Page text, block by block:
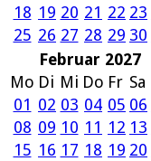
18 19 20 21 22 23
25 26 27 28 29 30
Februar 2027
Mo Di Mi Do Fr Sa
01 02 03 04 05 06
08 09 10 11 12 13
15 16 17 18 19 20